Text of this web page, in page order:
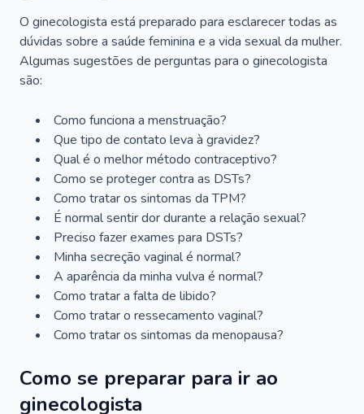
O ginecologista está preparado para esclarecer todas as
dúvidas sobre a saúde feminina e a vida sexual da mulher.
Algumas sugestões de perguntas para o ginecologista
são:
Como funciona a menstruação?
Que tipo de contato leva à gravidez?
Qual é o melhor método contraceptivo?
Como se proteger contra as DSTs?
Como tratar os sintomas da TPM?
É normal sentir dor durante a relação sexual?
Preciso fazer exames para DSTs?
Minha secreção vaginal é normal?
A aparência da minha vulva é normal?
Como tratar a falta de libido?
Como tratar o ressecamento vaginal?
Como tratar os sintomas da menopausa?
Como se preparar para ir ao
ginecologista